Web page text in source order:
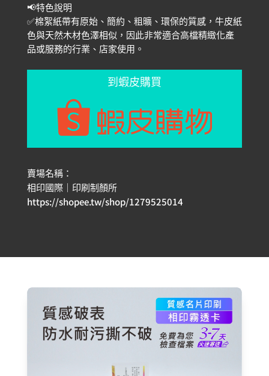
📢特色說明
✅棉絮紙帶有原始、簡約、粗曠、環保的質感，牛皮紙
色與天然木材色澤相似，因此非常適合高檔精緻化產
品或服務的行業、店家使用。
到蝦皮購買
賣場名稱：
相印國際｜印刷制顏所
https://shopee.tw/shop/1279525014